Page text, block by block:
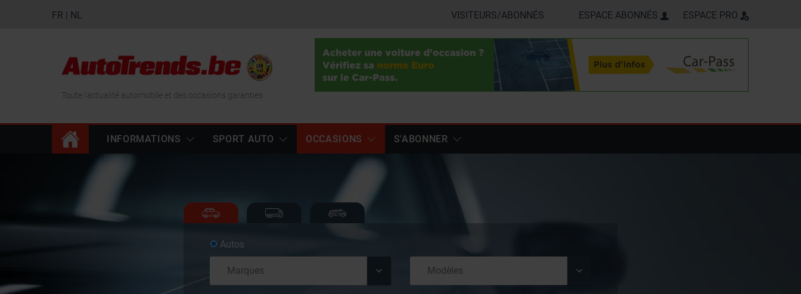
FR | NL VISITEURS/ABONNÉS ESPACE ABONNÉS ESPACE PRO
Toute l'actualité automobile et des occasions garanties
INFORMATIONS SPORT AUTO OCCASIONS S'ABONNER
Autos